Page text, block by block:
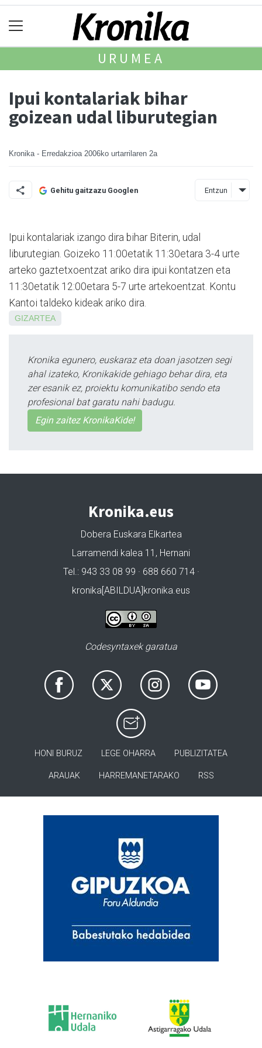
URUMEA
Ipui kontalariak bihar
goizean udal liburutegian
Kronika - Erredakzioa 2006ko urtarrilaren 2a
Gehitu gaitzazu Googlen Entzun
Ipui kontalariak izango dira bihar Biterin, udal
liburutegian. Goizeko 11:00etatik 11:30etara 3-4 urte
arteko gaztetxoentzat ariko dira ipui kontatzen eta
11:30etatik 12:00etara 5-7 urte artekoentzat. Kontu
Kantoi taldeko kideak ariko dira.
GIZARTEA
Kronika egunero, euskaraz eta doan jasotzen segi
ahal izateko, Kronikakide gehiago behar dira, eta
zer esanik ez, proiektu komunikatibo sendo eta
profesional bat garatu nahi badugu.
Egin zaitez KronikaKide!
Kronika.eus
Dobera Euskara Elkartea
Larramendi kalea 11, Hernani
Tel.: 943 33 08 99 · 688 660 714 ·
kronika[ABILDUA]kronika.eus
Codesyntaxek garatua
HONI BURUZ LEGE OHARRA PUBLIZITATEA
ARAUAK HARREMANETARAKO RSS